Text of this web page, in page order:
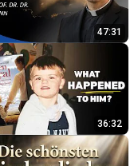
47:31
36:32